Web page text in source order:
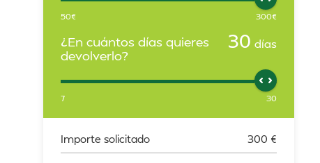
50€ 300€
¿En cuántos días quieres
devolverlo?
30 días
7 30
Importe solicitado 300 €